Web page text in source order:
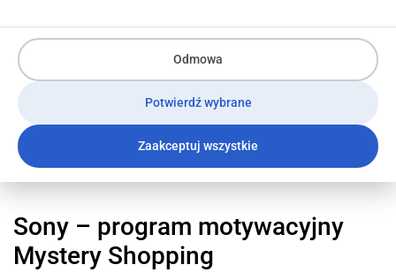
Sony – program motywacyjny
Mystery Shopping
Odmowa
Potwierdź wybrane
Zaakceptuj wszystkie